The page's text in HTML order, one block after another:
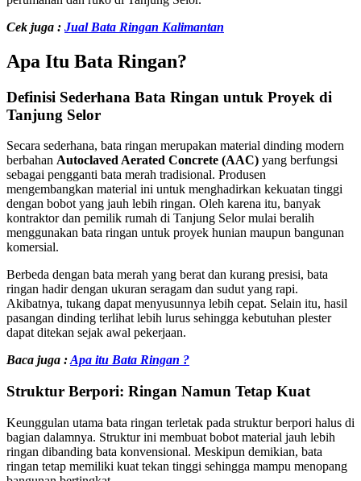
Cek juga : Jual Bata Ringan Kalimantan
Apa Itu Bata Ringan?
Definisi Sederhana Bata Ringan untuk Proyek di
Tanjung Selor
Secara sederhana, bata ringan merupakan material dinding modern
berbahan Autoclaved Aerated Concrete (AAC) yang berfungsi
sebagai pengganti bata merah tradisional. Produsen
mengembangkan material ini untuk menghadirkan kekuatan tinggi
dengan bobot yang jauh lebih ringan. Oleh karena itu, banyak
kontraktor dan pemilik rumah di Tanjung Selor mulai beralih
menggunakan bata ringan untuk proyek hunian maupun bangunan
komersial.
Berbeda dengan bata merah yang berat dan kurang presisi, bata
ringan hadir dengan ukuran seragam dan sudut yang rapi.
Akibatnya, tukang dapat menyusunnya lebih cepat. Selain itu, hasil
pasangan dinding terlihat lebih lurus sehingga kebutuhan plester
dapat ditekan sejak awal pekerjaan.
Baca juga :Apa itu Bata Ringan ?
Struktur Berpori: Ringan Namun Tetap Kuat
Keunggulan utama bata ringan terletak pada struktur berpori halus di
bagian dalamnya. Struktur ini membuat bobot material jauh lebih
ringan dibanding bata konvensional. Meskipun demikian, bata
ringan tetap memiliki kuat tekan tinggi sehingga mampu menopang